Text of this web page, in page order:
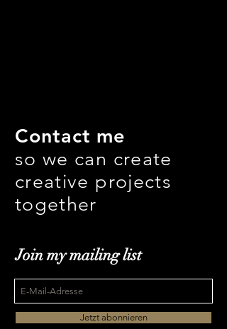
Contact me
so we can create
creative projects
together
Join my mailing list
Jetzt abonnieren